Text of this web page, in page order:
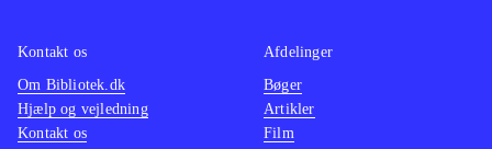
Kontakt os
Om Bibliotek.dk
Hjælp og vejledning
Kontakt os
Afdelinger
Bøger
Artikler
Film